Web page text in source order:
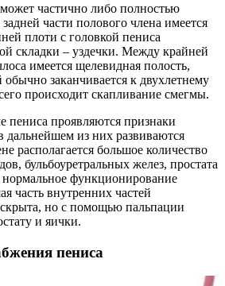
частично либо полностью
части полового члена имеется
плоти с головкой пениса
складки – уздечки. Между крайней
имеется щелевидная полость,
заканчивается к двухлетнему
происходит скапливание смегмы.
пениса проявляются признаки
дальнейшем из них развиваются
располагается большое количество
бульбоуретральных желез, простата
нормальное функционирование
часть внутренних частей
но с помощью пальпации
и яички.
пениса